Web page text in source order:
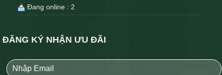
Đang online : 2
ĐĂNG KÝ NHẬN ƯU ĐÃI